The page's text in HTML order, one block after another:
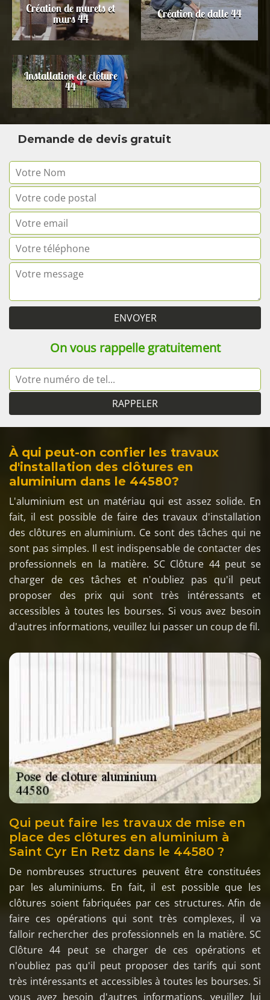
Création de murets et
murs 44 Création de dalle 44
Installation de clôture
44
Demande de devis gratuit
On vous rappelle gratuitement
À qui peut-on confier les travaux
d'installation des clôtures en
aluminium dans le 44580?
L'aluminium est un matériau qui est assez solide. En
fait, il est possible de faire des travaux d'installation
des clôtures en aluminium. Ce sont des tâches qui ne
sont pas simples. Il est indispensable de contacter des
professionnels en la matière. SC Clôture 44 peut se
charger de ces tâches et n'oubliez pas qu'il peut
proposer des prix qui sont très intéressants et
accessibles à toutes les bourses. Si vous avez besoin
d'autres informations, veuillez lui passer un coup de fil.
Qui peut faire les travaux de mise en
place des clôtures en aluminium à
Saint Cyr En Retz dans le 44580 ?
De nombreuses structures peuvent être constituées
par les aluminiums. En fait, il est possible que les
clôtures soient fabriquées par ces structures. Afin de
faire ces opérations qui sont très complexes, il va
falloir rechercher des professionnels en la matière. SC
Clôture 44 peut se charger de ces opérations et
n'oubliez pas qu'il peut proposer des tarifs qui sont
très intéressants et accessibles à toutes les bourses. Si
vous avez besoin d'autres informations, veuillez lui